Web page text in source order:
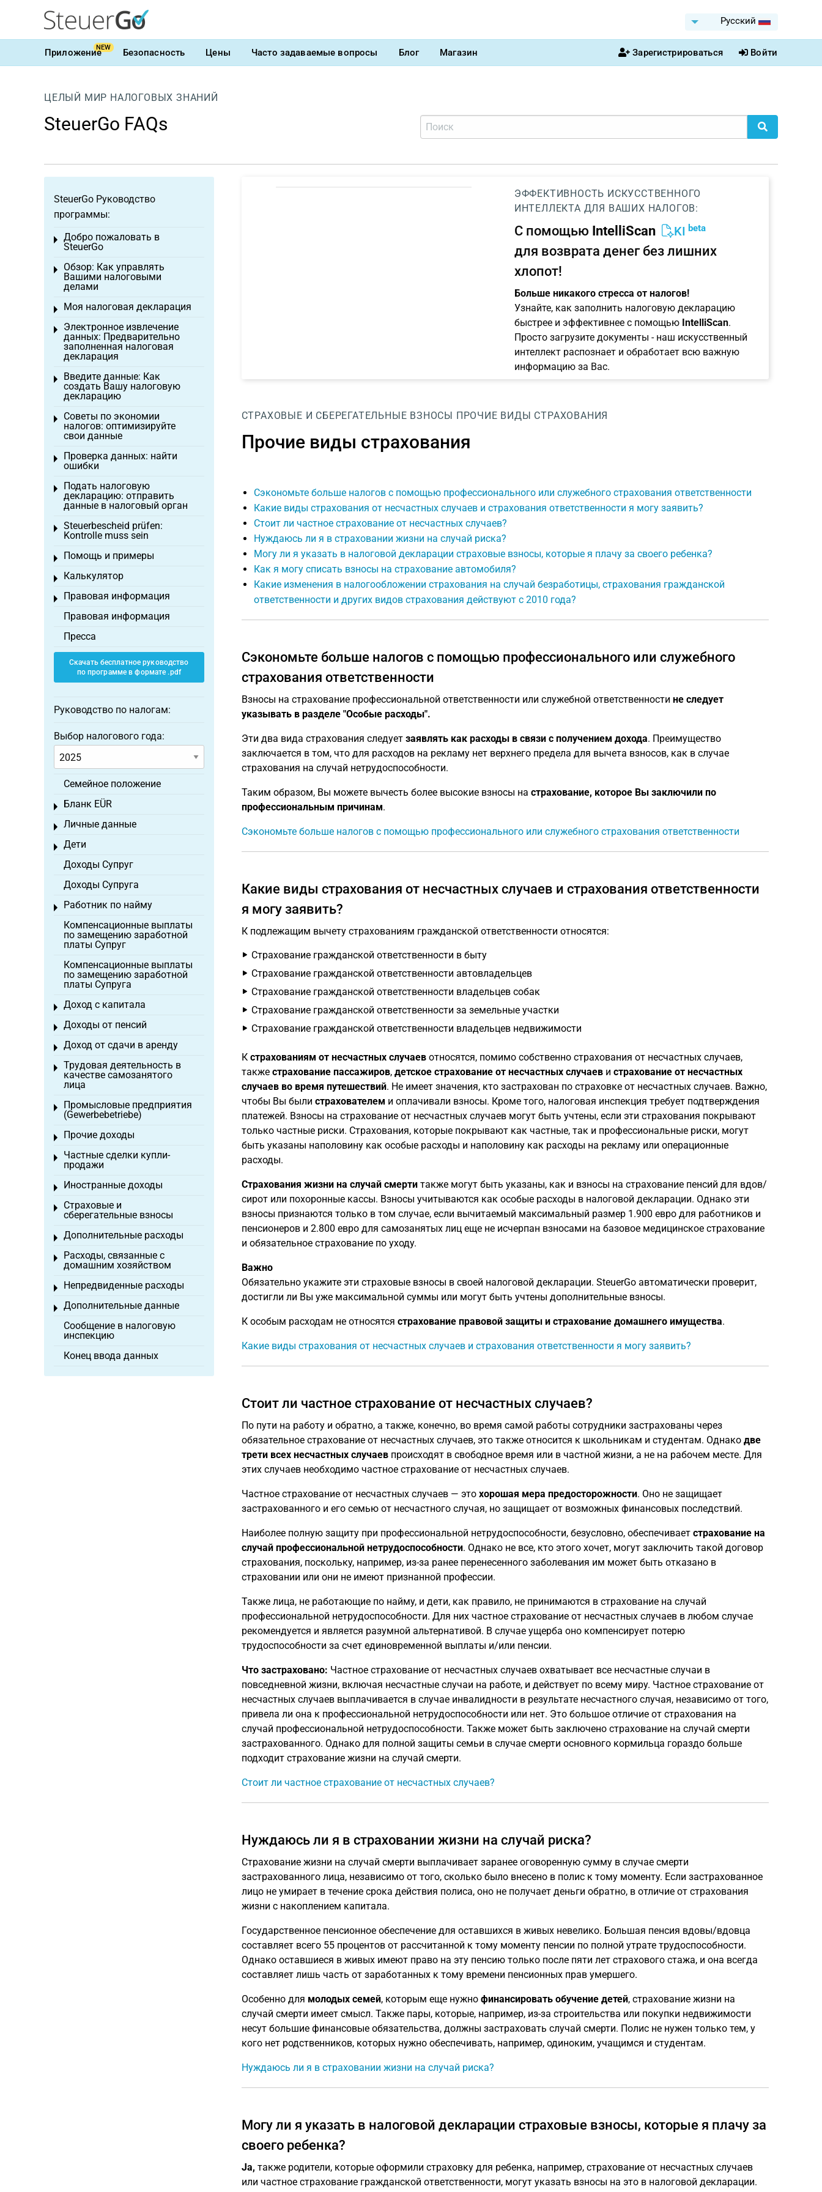
Pусский
ПриложениеNEW Безопасность Цены Часто задаваемые вопросы Блог Магазин Зарегистрироваться Войти
ЦЕЛЫЙ МИР НАЛОГОВЫХ ЗНАНИЙ
SteuerGo FAQs
ЭФФЕКТИВНОСТЬ ИСКУССТВЕННОГО
ИНТЕЛЛЕКТА ДЛЯ ВАШИХ НАЛОГОВ:
С помощью IntelliScan KI beta
для возврата денег без лишних
хлопот!
Больше никакого стресса от налогов!
Узнайте, как заполнить налоговую декларацию
быстрее и эффективнее с помощью IntelliScan.
Просто загрузите документы - наш искусственный
интеллект распознает и обработает всю важную
информацию за Вас.
СТРАХОВЫЕ И СБЕРЕГАТЕЛЬНЫЕ ВЗНОСЫ ПРОЧИЕ ВИДЫ СТРАХОВАНИЯ
Прочие виды страхования
Сэкономьте больше налогов с помощью профессионального или служебного страхования ответственности
Какие виды страхования от несчастных случаев и страхования ответственности я могу заявить?
Стоит ли частное страхование от несчастных случаев?
Нуждаюсь ли я в страховании жизни на случай риска?
Могу ли я указать в налоговой декларации страховые взносы, которые я плачу за своего ребенка?
Как я могу списать взносы на страхование автомобиля?
Какие изменения в налогообложении страхования на случай безработицы, страхования гражданской
ответственности и других видов страхования действуют с 2010 года?
Сэкономьте больше налогов с помощью профессионального или служебного
страхования ответственности
Взносы на страхование профессиональной ответственности или служебной ответственности не следует
указывать в разделе "Особые расходы".
Эти два вида страхования следует заявлять как расходы в связи с получением дохода. Преимущество
заключается в том, что для расходов на рекламу нет верхнего предела для вычета взносов, как в случае
страхования на случай нетрудоспособности.
Таким образом, Вы можете вычесть более высокие взносы на страхование, которое Вы заключили по
профессиональным причинам.
Сэкономьте больше налогов с помощью профессионального или служебного страхования ответственности
Какие виды страхования от несчастных случаев и страхования ответственности
я могу заявить?
К подлежащим вычету страхованиям гражданской ответственности относятся:
Страхование гражданской ответственности в быту
Страхование гражданской ответственности автовладельцев
Страхование гражданской ответственности владельцев собак
Страхование гражданской ответственности за земельные участки
Страхование гражданской ответственности владельцев недвижимости
К страхованиям от несчастных случаевотносятся, помимо собственно страхования от несчастных случаев,
также страхование пассажиров, детское страхование от несчастных случаеви страхование от несчастных
случаев во время путешествий. Не имеет значения, кто застрахован по страховке от несчастных случаев. Важно,
чтобы Вы были страхователем и оплачивали взносы. Кроме того, налоговая инспекция требует подтверждения
платежей. Взносы на страхование от несчастных случаев могут быть учтены, если эти страхования покрывают
только частные риски. Страхования, которые покрывают как частные, так и профессиональные риски, могут
быть указаны наполовину как особые расходы и наполовину как расходы на рекламу или операционные
расходы.
Страхования жизни на случай смертитакже могут быть указаны, как и взносы на страхование пенсий для вдов/
сирот или похоронные кассы. Взносы учитываются как особые расходы в налоговой декларации. Однако эти
взносы признаются только в том случае, если вычитаемый максимальный размер 1.900 евро для работников и
пенсионеров и 2.800 евро для самозанятых лиц еще не исчерпан взносами на базовое медицинское страхование
и обязательное страхование по уходу.
Важно
Обязательно укажите эти страховые взносы в своей налоговой декларации. SteuerGo автоматически проверит,
достигли ли Вы уже максимальной суммы или могут быть учтены дополнительные взносы.
К особым расходам не относятся страхование правовой защиты и страхование домашнего имущества.
Какие виды страхования от несчастных случаев и страхования ответственности я могу заявить?
Стоит ли частное страхование от несчастных случаев?
По пути на работу и обратно, а также, конечно, во время самой работы сотрудники застрахованы через
обязательное страхование от несчастных случаев, это также относится к школьникам и студентам. Однако две
трети всех несчастных случаевпроисходят в свободное время или в частной жизни, а не на рабочем месте. Для
этих случаев необходимо частное страхование от несчастных случаев.
Частное страхование от несчастных случаев — это хорошая мера предосторожности. Оно не защищает
застрахованного и его семью от несчастного случая, но защищает от возможных финансовых последствий.
Наиболее полную защиту при профессиональной нетрудоспособности, безусловно, обеспечивает страхование на
случай профессиональной нетрудоспособности. Однако не все, кто этого хочет, могут заключить такой договор
страхования, поскольку, например, из-за ранее перенесенного заболевания им может быть отказано в
страховании или они не имеют признанной профессии.
Также лица, не работающие по найму, и дети, как правило, не принимаются в страхование на случай
профессиональной нетрудоспособности. Для них частное страхование от несчастных случаев в любом случае
рекомендуется и является разумной альтернативой. В случае ущерба оно компенсирует потерю
трудоспособности за счет единовременной выплаты и/или пенсии.
Что застраховано: Частное страхование от несчастных случаев охватывает все несчастные случаи в
повседневной жизни, включая несчастные случаи на работе, и действует по всему миру. Частное страхование от
несчастных случаев выплачивается в случае инвалидности в результате несчастного случая, независимо от того,
привела ли она к профессиональной нетрудоспособности или нет. Это большое отличие от страхования на
случай профессиональной нетрудоспособности. Также может быть заключено страхование на случай смерти
застрахованного. Однако для полной защиты семьи в случае смерти основного кормильца гораздо больше
подходит страхование жизни на случай смерти.
Стоит ли частное страхование от несчастных случаев?
Нуждаюсь ли я в страховании жизни на случай риска?
Страхование жизни на случай смерти выплачивает заранее оговоренную сумму в случае смерти
застрахованного лица, независимо от того, сколько было внесено в полис к тому моменту. Если застрахованное
лицо не умирает в течение срока действия полиса, оно не получает деньги обратно, в отличие от страхования
жизни с накоплением капитала.
Государственное пенсионное обеспечение для оставшихся в живых невелико. Большая пенсия вдовы/вдовца
составляет всего 55 процентов от рассчитанной к тому моменту пенсии по полной утрате трудоспособности.
Однако оставшиеся в живых имеют право на эту пенсию только после пяти лет страхового стажа, и она всегда
составляет лишь часть от заработанных к тому времени пенсионных прав умершего.
Особенно для молодых семей, которым еще нужно финансировать обучение детей, страхование жизни на
случай смерти имеет смысл. Также пары, которые, например, из-за строительства или покупки недвижимости
несут большие финансовые обязательства, должны застраховать случай смерти. Полис не нужен только тем, у
кого нет родственников, которых нужно обеспечивать, например, одиноким, учащимся и студентам.
Нуждаюсь ли я в страховании жизни на случай риска?
Могу ли я указать в налоговой декларации страховые взносы, которые я плачу за
своего ребенка?
Ja, также родители, которые оформили страховку для ребенка, например, страхование от несчастных случаев
или частное страхование гражданской ответственности, могут указать взносы на это в налоговой декларации.
SteuerGo Руководство
программы:
Добро пожаловать в
SteuerGo
Toggle menu
Обзор: Как управлять
Вашими налоговыми
делами
Toggle menu
Моя налоговая декларация
Toggle menu
Электронное извлечение
данных: Предварительно
заполненная налоговая
декларация
Toggle menu
Введите данные: Как
создать Вашу налоговую
декларацию
Toggle menu
Советы по экономии
налогов: оптимизируйте
свои данные
Toggle menu
Проверка данных: найти
ошибки
Toggle menu
Подать налоговую
декларацию: отправить
данные в налоговый орган
Toggle menu
Steuerbescheid prüfen:
Kontrolle muss sein
Toggle menu
Помощь и примеры
Toggle menu
Калькулятор
Toggle menu
Правовая информация
Toggle menu
Правовая информация
Пресса
Скачать бесплатное руководство
по программе в формате .pdf
Руководство по налогам:
Выбор налогового года:
Семейное положение
Бланк EÜR
Toggle menu
Личные данные
Toggle menu
Дети
Toggle menu
Доходы Супруг
Доходы Супруга
Работник по найму
Toggle menu
Компенсационные выплаты
по замещению заработной
платы Супруг
Компенсационные выплаты
по замещению заработной
платы Супруга
Доход с капитала
Toggle menu
Доходы от пенсий
Toggle menu
Доход от сдачи в аренду
Toggle menu
Трудовая деятельность в
качестве самозанятого
лица
Toggle menu
Промысловые предприятия
(Gewerbebetriebe)
Toggle menu
Прочие доходы
Toggle menu
Частные сделки купли-
продажи
Toggle menu
Иностранные доходы
Toggle menu
Страховые и
сберегательные взносы
Toggle menu
Дополнительные расходы
Toggle menu
Расходы, связанные с
домашним хозяйством
Toggle menu
Непредвиденные расходы
Toggle menu
Дополнительные данные
Toggle menu
Сообщение в налоговую
инспекцию
Конец ввода данных